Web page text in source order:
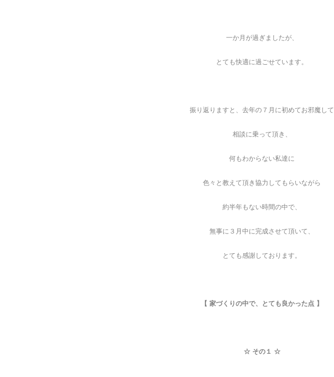
一か月が過ぎましたが、
とても快適に過ごせています。
振り返りますと、去年の７月に初めてお邪魔して
相談に乗って頂き、
何もわからない私達に
色々と教えて頂き協力してもらいながら
約半年もない時間の中で、
無事に３月中に完成させて頂いて、
とても感謝しております。
【 家づくりの中で、とても良かった点 】
☆ その１ ☆